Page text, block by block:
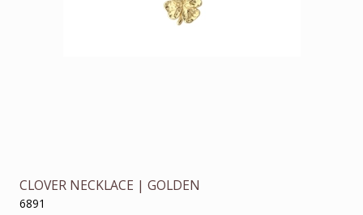
CLOVER NECKLACE | GOLDEN
6891